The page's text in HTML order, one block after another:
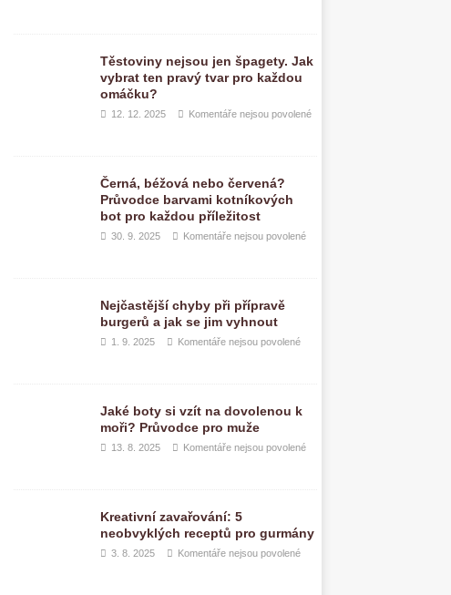
Těstoviny nejsou jen špagety. Jak
vybrat ten pravý tvar pro každou
omáčku?
12. 12. 2025 Komentáře nejsou povolené
Černá, béžová nebo červená?
Průvodce barvami kotníkových
bot pro každou příležitost
30. 9. 2025 Komentáře nejsou povolené
Nejčastější chyby při přípravě
burgerů a jak se jim vyhnout
1. 9. 2025 Komentáře nejsou povolené
Jaké boty si vzít na dovolenou k
moři? Průvodce pro muže
13. 8. 2025 Komentáře nejsou povolené
Kreativní zavařování: 5
neobvyklých receptů pro gurmány
3. 8. 2025 Komentáře nejsou povolené